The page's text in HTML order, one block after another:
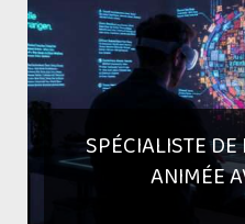
SPÉCIALISTE
ANIMÉE